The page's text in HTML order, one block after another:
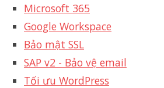
Microsoft 365
Google Workspace
Bảo mật SSL
SAP v2 - Bảo vệ email​
Tối ưu WordPress